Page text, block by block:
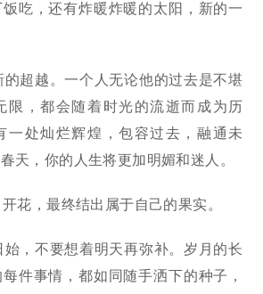
吃，还有炸暖炸暖的太阳，新的一
超越。一个人无论他的过去是不堪
限，都会随着时光的流逝而成为历
一处灿烂辉煌，包容过去，融通未
天，你的人生将更加明媚和迷人。
花，最终结出属于自己的果实。
，不要想着明天再弥补。岁月的长
件事情，都如同随手洒下的种子，